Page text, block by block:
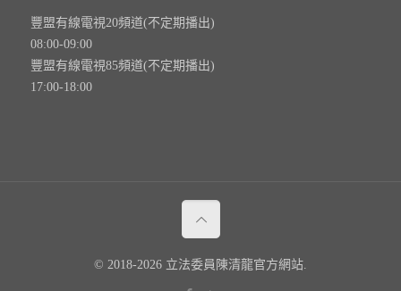
豐盟有線電視20頻道(不定期播出)
08:00-09:00
豐盟有線電視85頻道(不定期播出)
17:00-18:00
© 2018-2026 立法委員陳清龍官方網站.